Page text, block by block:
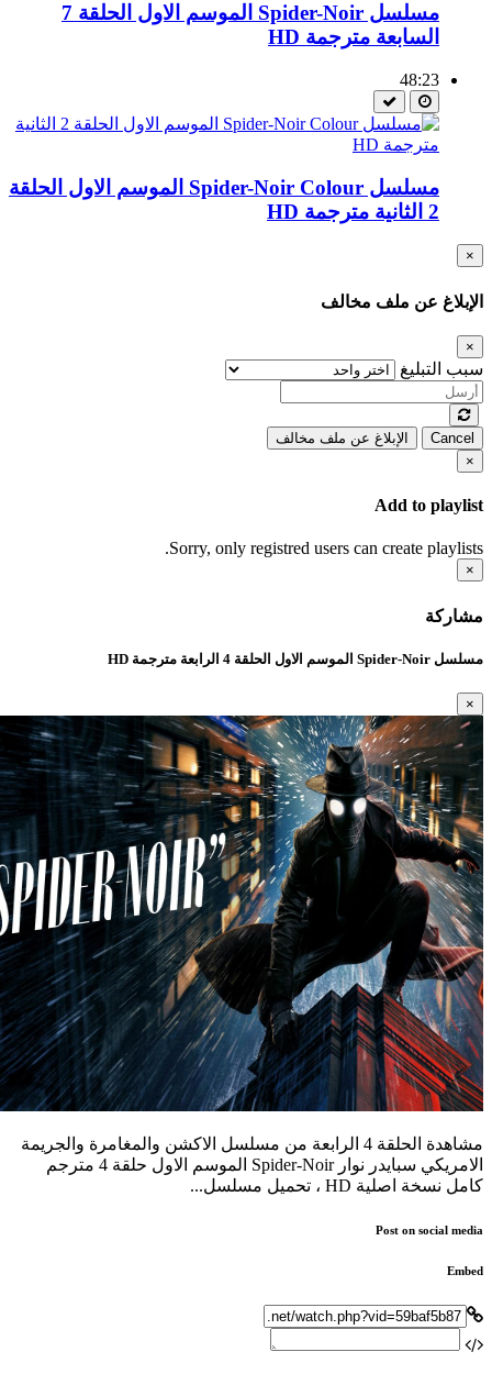
مسلسل Spider-Noir الموسم الاول الحلقة 7
السابعة مترجمة HD
48:23
مسلسل Spider-Noir Colour الموسم الاول الحلقة
2 الثانية مترجمة HD
×
الإبلاغ عن ملف مخالف
×
سبب التبليغ
Cancel
الإبلاغ عن ملف مخالف
×
Add to playlist
Sorry, only registred users can create playlists.
×
مشاركة
مسلسل Spider-Noir الموسم الاول الحلقة 4 الرابعة مترجمة HD
×
مشاهدة الحلقة 4 الرابعة من مسلسل الاكشن والمغامرة والجريمة
الامريكي سبايدر نوار Spider-Noir الموسم الاول حلقة 4 مترجم
كامل نسخة اصلية HD ، تحميل مسلسل...
Post on social media
Embed